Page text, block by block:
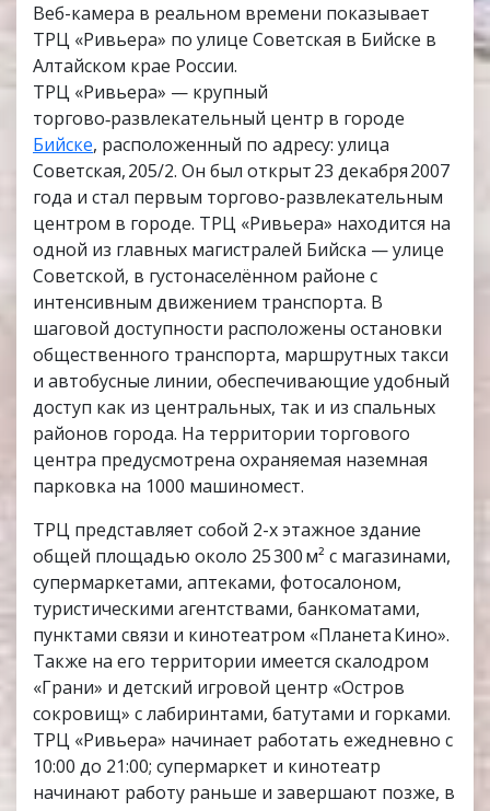
Веб-камера в реальном времени показывает
ТРЦ «Ривьера» по улице Советская в Бийске в
Алтайском крае России.
ТРЦ «Ривьера» — крупный
торгово‑развлекательный центр в городе
Бийске, расположенный по адресу: улица
Советская, 205/2. Он был открыт 23 декабря 2007
года и стал первым торгово-развлекательным
центром в городе. ТРЦ «Ривьера» находится на
одной из главных магистралей Бийска — улице
Советской, в густонаселённом районе с
интенсивным движением транспорта. В
шаговой доступности расположены остановки
общественного транспорта, маршрутных такси
и автобусные линии, обеспечивающие удобный
доступ как из центральных, так и из спальных
районов города. На территории торгового
центра предусмотрена охраняемая наземная
парковка на 1000 машиномест.
ТРЦ представляет собой 2-х этажное здание
общей площадью около 25 300 м² с магазинами,
супермаркетами, аптеками, фотосалоном,
туристическими агентствами, банкоматами,
пунктами связи и кинотеатром «Планета Кино».
Также на его территории имеется скалодром
«Грани» и детский игровой центр «Остров
сокровищ» с лабиринтами, батутами и горками.
ТРЦ «Ривьера» начинает работать ежедневно с
10:00 до 21:00; супермаркет и кинотеатр
начинают работу раньше и завершают позже, в